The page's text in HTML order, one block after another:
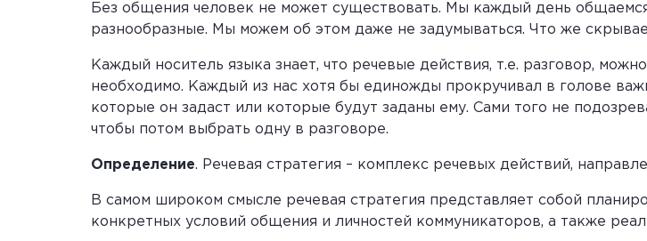
Без общения человек не может существовать. Мы каждый день
разнообразные. Мы можем об этом даже не задумываться. Что же
Каждый носитель языка знает, что речевые действия, т.е. разговор,
необходимо. Каждый из нас хотя бы единожды прокручивал в голове
которые он задаст или которые будут заданы ему. Сами того не
чтобы потом выбрать одну в разговоре.
Определение. Речевая стратегия – комплекс речевых действий,
В самом широком смысле речевая стратегия представляет собой
конкретных условий общения и личностей коммуникаторов, а также